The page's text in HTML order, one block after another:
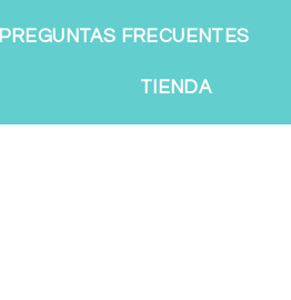
PREGUNTAS FRECUENTES
TIENDA